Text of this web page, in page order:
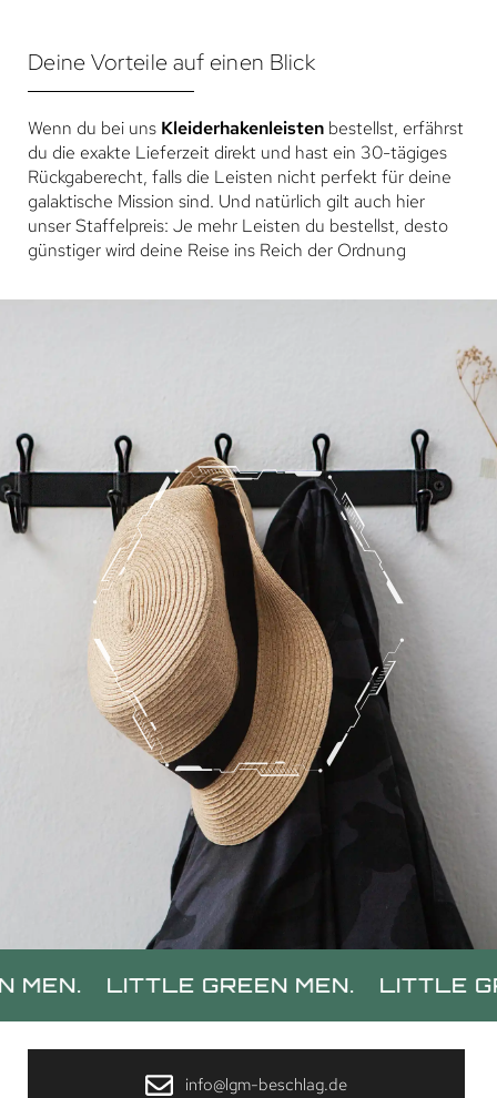
Deine Vorteile auf einen Blick
Wenn du bei uns Kleiderhakenleisten bestellst, erfährst
du die exakte Lieferzeit direkt und hast ein 30-tägiges
Rückgaberecht, falls die Leisten nicht perfekt für deine
galaktische Mission sind. Und natürlich gilt auch hier
unser Staffelpreis: Je mehr Leisten du bestellst, desto
günstiger wird deine Reise ins Reich der Ordnung
GREEN MEN. LITTLE GREEN MEN.
info@lgm-beschlag.de